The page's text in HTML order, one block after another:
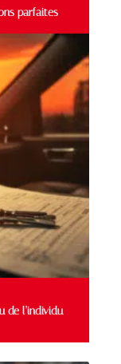
parfaites
de l’individu